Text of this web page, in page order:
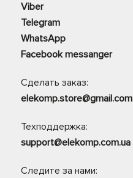
Viber
Telegram
WhatsApp
Facebook messanger
Сделать заказ:
elekomp.store@gmail.com
Техподдержка:
support@elekomp.com.ua
Следите за нами: